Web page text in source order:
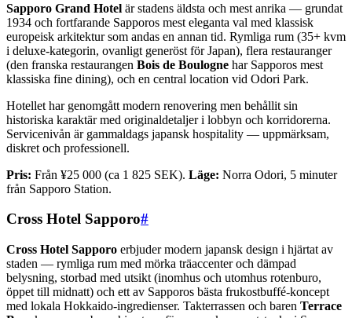
Sapporo Grand Hotel är stadens äldsta och mest anrika — grundat
1934 och fortfarande Sapporos mest eleganta val med klassisk
europeisk arkitektur som andas en annan tid. Rymliga rum (35+ kvm
i deluxe-kategorin, ovanligt generöst för Japan), flera restauranger
(den franska restaurangen Bois de Boulogne har Sapporos mest
klassiska fine dining), och en central location vid Odori Park.
Hotellet har genomgått modern renovering men behållit sin
historiska karaktär med originaldetaljer i lobbyn och korridorerna.
Servicenivån är gammaldags japansk hospitality — uppmärksam,
diskret och professionell.
Pris: Från ¥25 000 (ca 1 825 SEK). Läge: Norra Odori, 5 minuter
från Sapporo Station.
Cross Hotel Sapporo#
Cross Hotel Sapporo erbjuder modern japansk design i hjärtat av
staden — rymliga rum med mörka träaccenter och dämpad
belysning, storbad med utsikt (inomhus och utomhus rotenburo,
öppet till midnatt) och ett av Sapporos bästa frukostbuffé-koncept
med lokala Hokkaido-ingredienser. Takterrassen och baren Terrace